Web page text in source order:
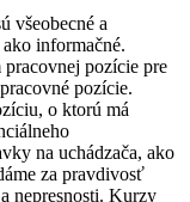
všeobecné a
informačné.
pozície pre
pozície.
o ktorú má
na uchádzača, ako
za pravdivosť
nepresnosti. Kurzy